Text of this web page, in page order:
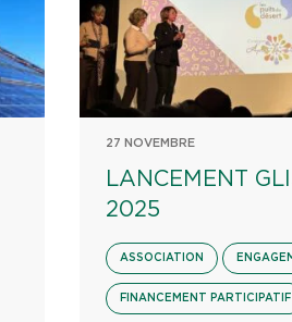
27 NOVEMBRE
LANCEMENT
2025
ASSOCIATION
FINANCEMENT PARTICIPATIF